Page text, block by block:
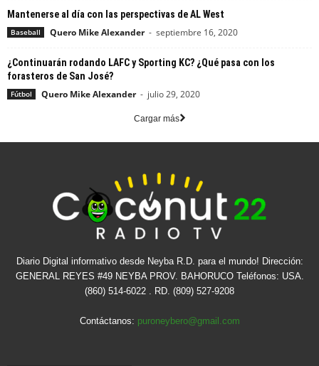
Mantenerse al día con las perspectivas de AL West
Baseball Quero Mike Alexander - septiembre 16, 2020
¿Continuarán rodando LAFC y Sporting KC? ¿Qué pasa con los
forasteros de San José?
Fútbol Quero Mike Alexander - julio 29, 2020
Cargar más
Diario Digital informativo desde Neyba R.D. para el mundo! Dirección:
GENERAL REYES #49 NEYBA PROV. BAHORUCO Teléfonos: USA.
(860) 514-6022 . RD. (809) 527-9208
Contáctanos: puroneybero@gmail.com